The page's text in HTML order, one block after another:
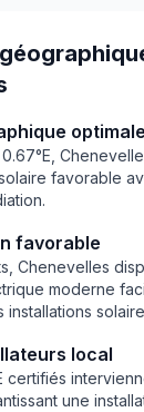
optimale
0.67°E,
favorable
favorable
Chenevelles
moderne
local
certifiés
une